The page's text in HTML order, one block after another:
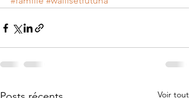
Voir tout